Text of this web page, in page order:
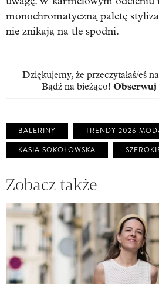
monochromatyczną paletę
nie znikają na tle spodni.
Dziękujemy, że przeczytałaś/eś
Bądź na bieżąco! Obserwuj
BALERINY
TRENDY 2026
KASIA SOKOŁOWSKA
Zobacz także